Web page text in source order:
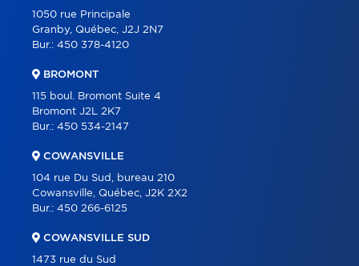
À PROPOS
PARTENAIRES
CONTACT
1050 rue Principale
Granby, Québec, J2J 2N7
Bur.: 450 378-4120
BROMONT
115 boul. Bromont Suite 4
Bromont J2L 2K7
Bur.: 450 534-2147
COWANSVILLE
104 rue Du Sud, bureau 210
Cowansville, Québec, J2K 2X2
Bur.: 450 266-6125
COWANSVILLE SUD
1473 rue du Sud